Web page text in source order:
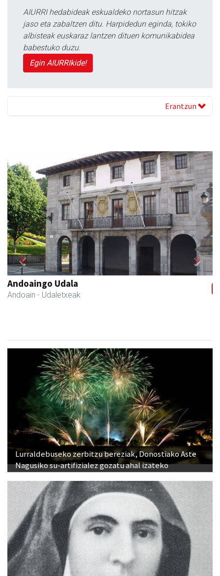
AIURRI hedabideak eskualdeko nortasun hitzak
jaso eta zabaltzen ditu. Harpidedun eginda, tokiko
albisteak euskaraz lantzen dituen komunikabidea
babestuko duzu.
Egin AIURRIkide!
Erantzun
Andoaingo Udala
Andoain - Udaletxeak
Previous Next
Lurraldebuseko zerbitzu bereziak, Donostiako Aste
Nagusiko su-artifizialez gozatu ahal izateko